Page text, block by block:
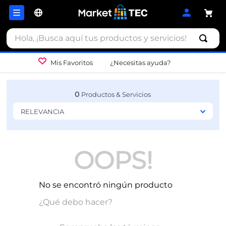
Hola, ¡Busca aquí tus productos y servicios!
Mis Favoritos ¿Necesitas ayuda?
0
RELEVANCIA
OOPS!
No se encontró ningún producto
¿Qué debo hacer?